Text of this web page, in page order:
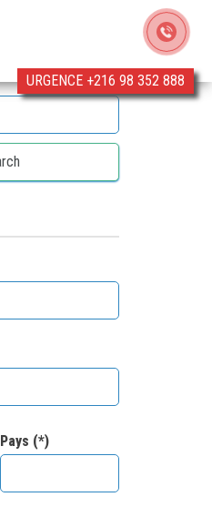
Pays (*)
URGENCE +216 98 352 888